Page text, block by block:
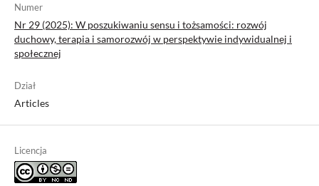
Numer
Nr 29 (2025): W poszukiwaniu sensu i tożsamości: rozwój
duchowy, terapia i samorozwój w perspektywie indywidualnej i
społecznej
Dział
Articles
Licencja